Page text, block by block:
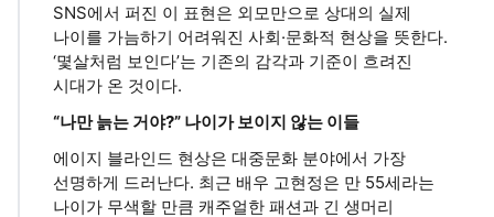
SNS에서 퍼진 이 표현은 외모만으로 상대의 실제
나이를 가늠하기 어려워진 사회·문화적 현상을 뜻한다.
‘몇살처럼 보인다’는 기존의 감각과 기준이 흐려진
시대가 온 것이다.
“나만 늙는 거야?” 나이가 보이지 않는 이들
에이지 블라인드 현상은 대중문화 분야에서 가장
선명하게 드러난다. 최근 배우 고현정은 만 55세라는
나이가 무색할 만큼 캐주얼한 패션과 긴 생머리